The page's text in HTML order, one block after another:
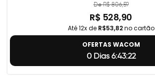
De R$ 806,59
R$ 528,90
Até 12x de R$53,82no cartão
OFERTAS WACOM
0 Dias 6:43:21